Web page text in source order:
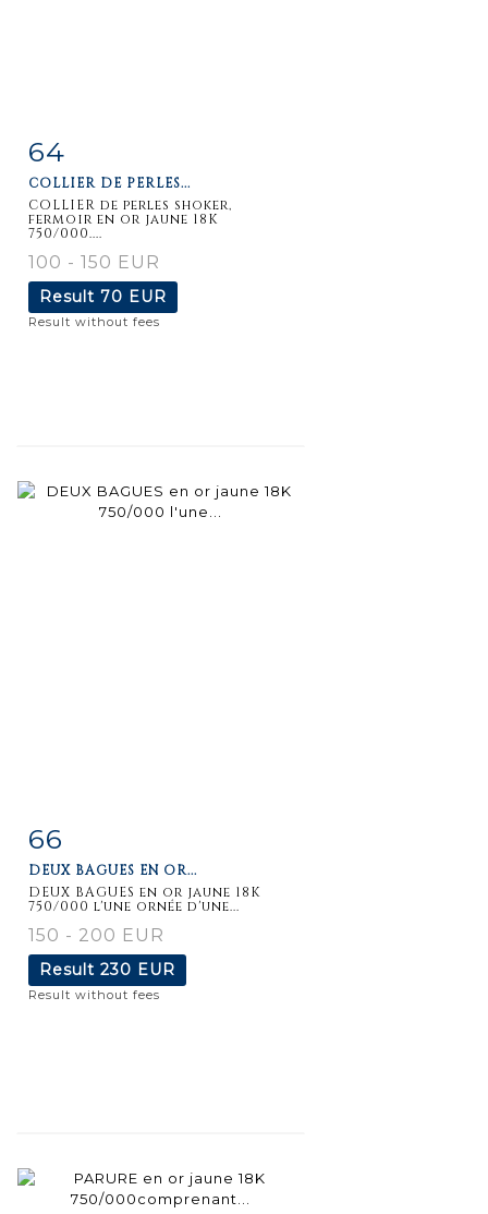
Item detail
64
COLLIER DE PERLES...
COLLIER de perles shoker,
fermoir en or jaune 18K
750/000....
100 - 150 EUR
Result 70 EUR
Result without fees
Item detail
66
DEUX BAGUES EN OR...
DEUX BAGUES en or jaune 18K
750/000 l'une ornée d'une...
150 - 200 EUR
Result 230 EUR
Result without fees